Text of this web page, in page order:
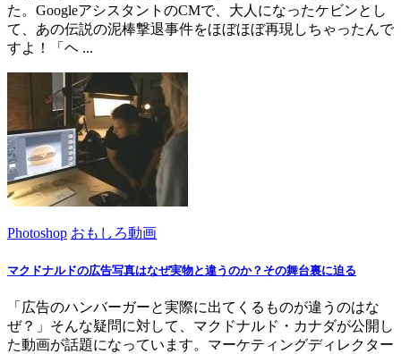
た。GoogleアシスタントのCMで、大人になったケビンとし
て、あの伝説の泥棒撃退事件をほぼほぼ再現しちゃったんで
すよ！「ヘ ...
Photoshop おもしろ動画
マクドナルドの広告写真はなぜ実物と違うのか？その舞台裏に迫る
「広告のハンバーガーと実際に出てくるものが違うのはな
ぜ？」そんな疑問に対して、マクドナルド・カナダが公開し
た動画が話題になっています。マーケティングディレクター